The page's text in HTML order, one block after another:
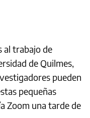
al trabajo de
de Quilmes,
pueden
pequeñas
Zoom una tarde de